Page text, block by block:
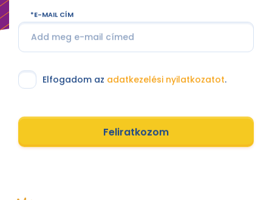
E-MAIL CÍM
Elfogadom az adatkezelési nyilatkozatot.
Feliratkozom